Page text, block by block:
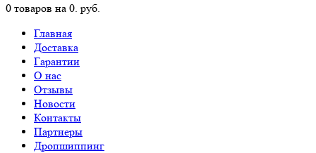
0 товаров на 0. руб.
Главная
Доставка
Гарантии
О нас
Отзывы
Новости
Контакты
Партнеры
Дропшиппинг